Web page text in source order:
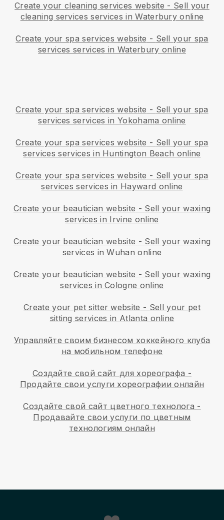
Create your cleaning services website - Sell your
cleaning services services in Waterbury online
Create your spa services website - Sell your spa
services services in Waterbury online
Create your spa services website - Sell your spa
services services in Yokohama online
Create your spa services website - Sell your spa
services services in Huntington Beach online
Create your spa services website - Sell your spa
services services in Hayward online
Create your beautician website - Sell your waxing
services in Irvine online
Create your beautician website - Sell your waxing
services in Wuhan online
Create your beautician website - Sell your waxing
services in Cologne online
Create your pet sitter website - Sell your pet
sitting services in Atlanta online
Управляйте своим бизнесом хоккейного клуба
на мобильном телефоне
Создайте свой сайт для хореографа -
Продайте свои услуги хореографии онлайн
Создайте свой сайт цветного технолога -
Продавайте свои услуги по цветным
технологиям онлайн